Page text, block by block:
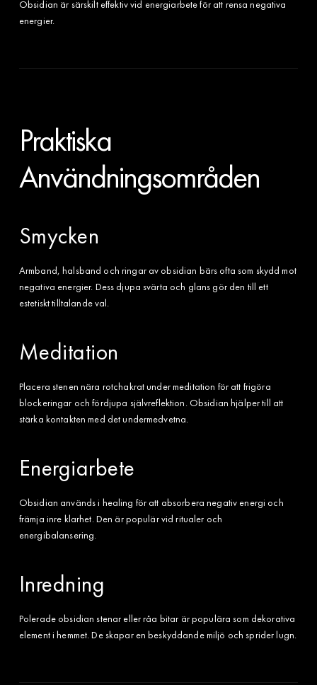
Obsidian är särskilt effektiv vid energiarbete för att rensa negativa
energier.
Praktiska
Användningsområden
Smycken
Armband, halsband och ringar av obsidian bärs ofta som skydd mot
negativa energier. Dess djupa svärta och glans gör den till ett
estetiskt tilltalande val.
Meditation
Placera stenen nära rotchakrat under meditation för att frigöra
blockeringar och fördjupa självreflektion. Obsidian hjälper till att
stärka kontakten med det undermedvetna.
Energiarbete
Obsidian används i healing för att absorbera negativ energi och
främja inre klarhet. Den är populär vid ritualer och
energibalansering.
Inredning
Polerade obsidian stenar eller råa bitar är populära som dekorativa
element i hemmet. De skapar en beskyddande miljö och sprider lugn.